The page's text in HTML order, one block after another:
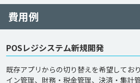
費用例
POSレジシステム新規開発
既存アプリからの切り替えを希望してお
イン管理、財務・税金管理、決済・集計